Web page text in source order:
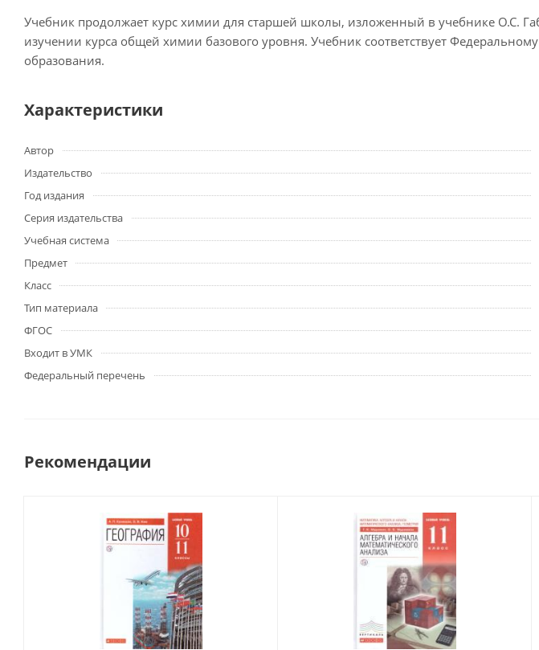
Учебник продолжает курс химии для старшей школы, изложенный в учебнике О.С.
изучении курса общей химии базового уровня. Учебник соответствует
образования.
Характеристики
Автор
Издательство
Год издания
Серия издательства
Учебная система
Предмет
Класс
Тип материала
ФГОС
Входит в УМК
Федеральный перечень
Рекомендации